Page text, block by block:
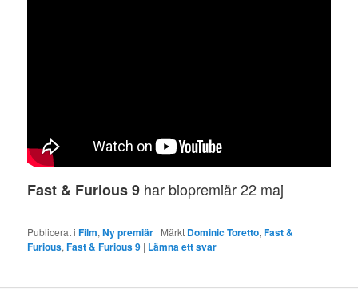
Fast & Furious 9 har biopremiär 22 maj
Publicerat i Film,Ny premiär | Märkt Dominic Toretto,Fast &
Furious,Fast & Furious 9 | Lämna ett svar